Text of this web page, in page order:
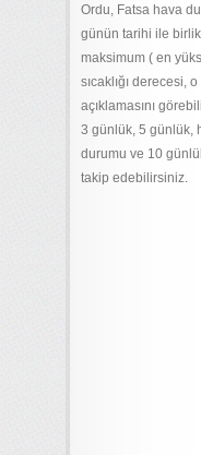
Ordu, Fatsa hava
günün tarihi ile
maksimum ( en
sıcaklığı derecesi,
açıklamasını
3 günlük, 5 günlük,
durumu ve 10
takip edebilirsiniz.